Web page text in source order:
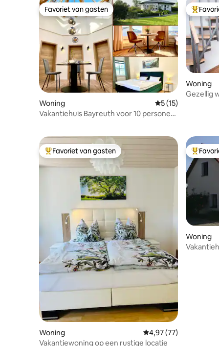
Favoriet van gasten
Favoriet van gasten
Woning Gemiddelde
5 (15)
Vakantiehuis Bayreuth voor 10 personen
Woning
Gezellig
Topfavoriet van gasten
Favoriet van gasten
Woning Gemiddelde
4,97 (77)
Vakantiewoning op een rustige locatie
Woning